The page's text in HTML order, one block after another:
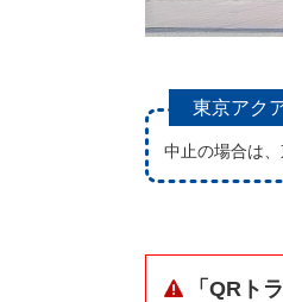
東京アク
中止の場合は
「QRト